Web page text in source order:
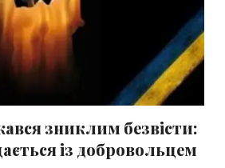
зниклим безвісти:
із добровольцем